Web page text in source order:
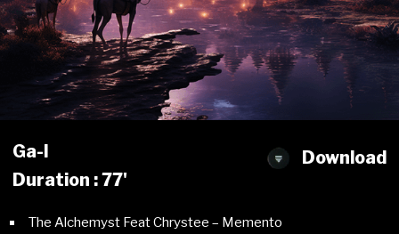
Download
Ga-l
Duration : 77'
The Alchemyst Feat Chrystee – Memento